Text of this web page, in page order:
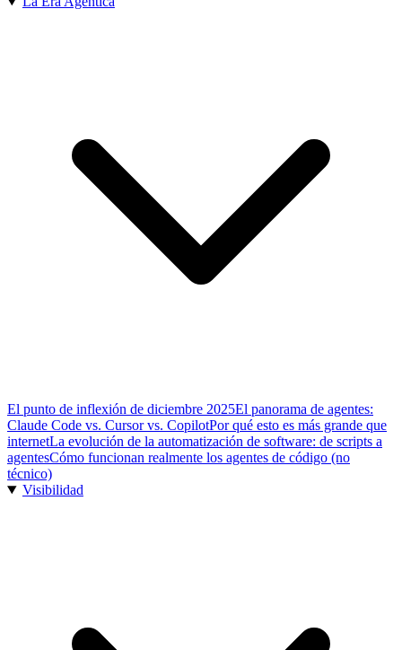
El punto de inflexión de diciembre 2025El panorama de agentes:
Claude Code vs. Cursor vs. CopilotPor qué esto es más grande que
internetLa evolución de la automatización de software: de scripts a
agentesCómo funcionan realmente los agentes de código (no
técnico)
Visibilidad